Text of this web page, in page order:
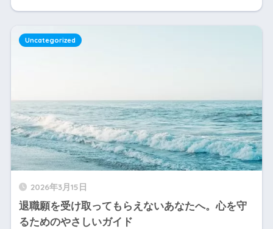
2026年3月15日
退職願を受け取ってもらえないあなたへ。心を守
るためのやさしいガイド
Uncategorized